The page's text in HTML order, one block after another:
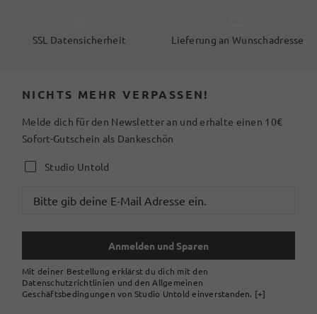
SSL Datensicherheit Lieferung an Wunschadresse
NICHTS MEHR VERPASSEN!
Melde dich für den Newsletter an und erhalte einen 10€
Sofort-Gutschein als Dankeschön
Studio Untold
Anmelden und Sparen
Mit deiner Bestellung erklärst du dich mit den
Datenschutzrichtlinien und den Allgemeinen
Geschäftsbedingungen von Studio Untold einverstanden. [+]